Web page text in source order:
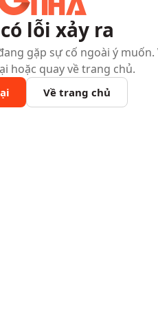
lỗi xảy ra
gặp sự cố ngoài ý muốn.
hoặc quay về trang chủ.
Về trang chủ